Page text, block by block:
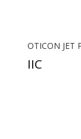
OTICON JET
IIC